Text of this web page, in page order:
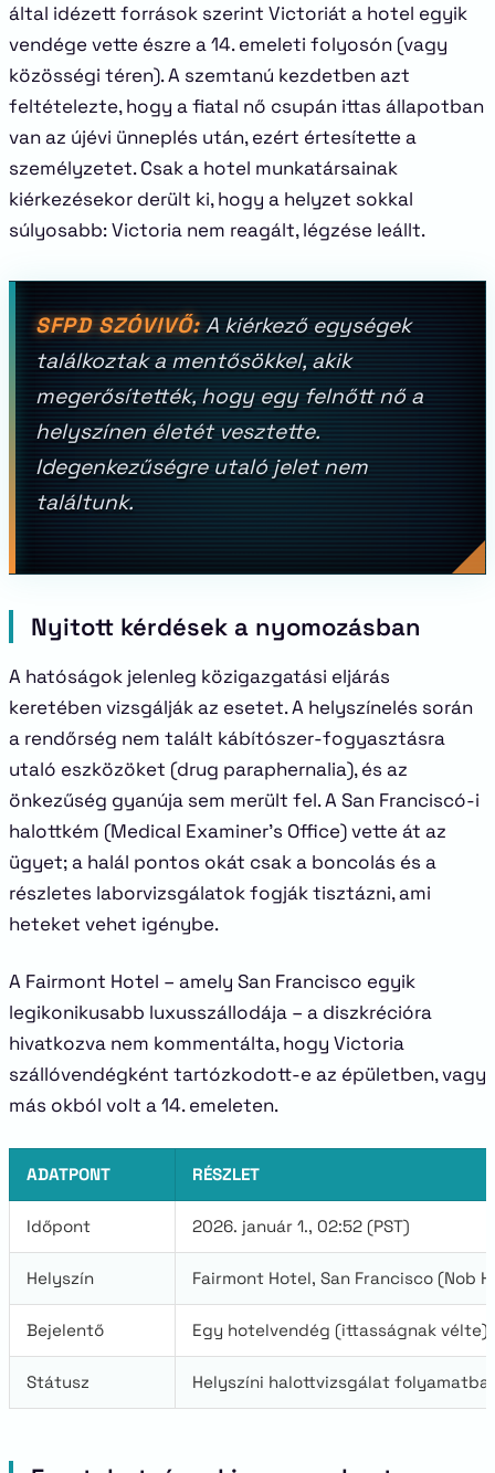
által idézett források szerint Victoriát a hotel egyik
vendége vette észre a 14. emeleti folyosón (vagy
közösségi téren). A szemtanú kezdetben azt
feltételezte, hogy a fiatal nő csupán ittas állapotban
van az újévi ünneplés után, ezért értesítette a
személyzetet. Csak a hotel munkatársainak
kiérkezésekor derült ki, hogy a helyzet sokkal
súlyosabb: Victoria nem reagált, légzése leállt.
SFPD SZÓVIVŐ:A kiérkező egységek
találkoztak a mentősökkel, akik
megerősítették, hogy egy felnőtt nő a
helyszínen életét vesztette.
Idegenkezűségre utaló jelet nem
találtunk.
Nyitott kérdések a nyomozásban
A hatóságok jelenleg közigazgatási eljárás
keretében vizsgálják az esetet. A helyszínelés során
a rendőrség nem talált kábítószer-fogyasztásra
utaló eszközöket (drug paraphernalia), és az
önkezűség gyanúja sem merült fel. A San Franciscó-i
halottkém (Medical Examiner’s Office) vette át az
ügyet; a halál pontos okát csak a boncolás és a
részletes laborvizsgálatok fogják tisztázni, ami
heteket vehet igénybe.
A Fairmont Hotel – amely San Francisco egyik
legikonikusabb luxusszállodája – a diszkrécióra
hivatkozva nem kommentálta, hogy Victoria
szállóvendégként tartózkodott-e az épületben, vagy
más okból volt a 14. emeleten.
ADATPONT RÉSZLET
Időpont 2026. január 1., 02:52 (PST)
Helyszín Fairmont Hotel, San Francisco (Nob
Bejelentő Egy hotelvendég (ittasságnak vélte)
Státusz Helyszíni halottvizsgálat